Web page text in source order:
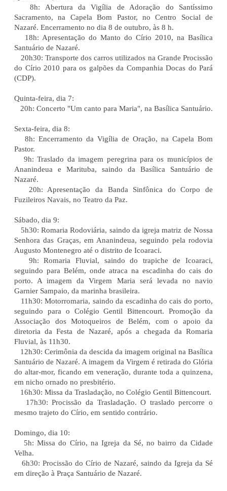
8h: Abertura da Vigília de Adoração do Santíssimo
Sacramento, na Capela Bom Pastor, no Centro Social de
Nazaré. Encerramento no dia 8 de outubro, às 8 h.
18h: Apresentação do Manto do Círio 2010, na Basílica
Santuário de Nazaré.
20h30: Transporte dos carros utilizados na Grande Procissão
do Círio 2010 para os galpões da Companhia Docas do Pará
(CDP).
Quinta-feira, dia 7:
20h: Concerto "Um canto para Maria", na Basílica Santuário.
Sexta-feira, dia 8:
8h: Encerramento da Vigília de Oração, na Capela Bom
Pastor.
9h: Traslado da imagem peregrina para os municípios de
Ananindeua e Marituba, saindo da Basílica Santuário de
Nazaré.
20h: Apresentação da Banda Sinfônica do Corpo de
Fuzileiros Navais, no Teatro da Paz.
Sábado, dia 9:
5h30: Romaria Rodoviária, saindo da igreja matriz de Nossa
Senhora das Graças, em Ananindeua, seguindo pela rodovia
Augusto Montenegro até o distrito de Icoaraci.
9h: Romaria Fluvial, saindo do trapiche de Icoaraci,
seguindo para Belém, onde atraca na escadinha do cais do
porto. A imagem da Virgem Maria será levada no navio
Garnier Sampaio, da marinha brasileira.
11h30: Motorromaria, saindo da escadinha do cais do porto,
seguindo para o Colégio Gentil Bittencourt. Promoção da
Associação dos Motoqueiros de Belém, com o apoio da
diretoria da Festa de Nazaré, após a chegada da Romaria
Fluvial, às 11h30.
12h30: Cerimônia da descida da imagem original na Basílica
Santuário de Nazaré. A imagem da Virgem é retirada do Glória
do altar-mor, ficando em veneração, durante toda a quinzena,
em nicho ornado no presbitério.
16h30: Missa da Trasladação, no Colégio Gentil Bittencourt.
17h30: Procissão da Trasladação. O traslado percorre o
mesmo trajeto do Círio, em sentido contrário.
Domingo, dia 10:
5h: Missa do Círio, na Igreja da Sé, no bairro da Cidade
Velha.
6h30: Procissão do Círio de Nazaré, saindo da Igreja da Sé
em direção à Praça Santuário de Nazaré.